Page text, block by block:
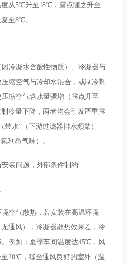
从5℃升至18℃，露点随之升至
至8℃。
冷凝水含酸性物质）、冷凝器与
缩空气与冷却水混合，或制冷剂
缩空气含水量骤增（露点升至
冷量下降，两者均会引发严重露
带水”（下游过滤器排水频繁）
利昂气味）。
装问题，外部条件制约
空气散热，若安装在高温环境
通风），冷凝器散热效果差，冷
例如：夏季车间温度达45℃，风
20℃，移至通风良好的室外（温